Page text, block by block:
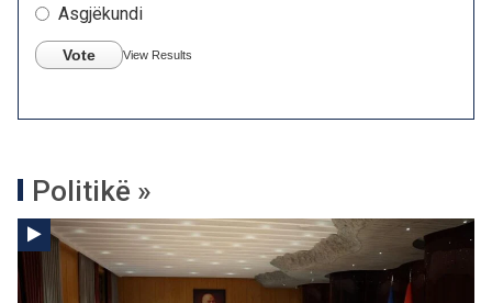
Asgjëkundi
Vote View Results
Politikë »